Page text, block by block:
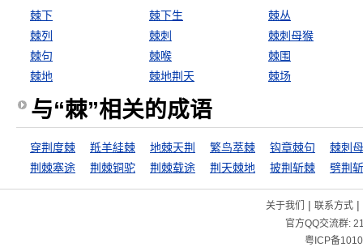
棘下 棘下生
棘丛
棘列
棘刺
棘刺母猴
棘句
棘喉
棘围
棘地
棘地荆天 棘场
与“棘”相关的成语
穿荆度棘 羝羊絓棘 地棘天荆 繁鸟萃棘 钩章棘句
棘刺
荆棘塞途
荆棘铜驼 荆棘载途 荆天棘地 披荆斩棘 劈荆
关于我们 | 联系方式|
官方QQ交流群:
粤ICP备